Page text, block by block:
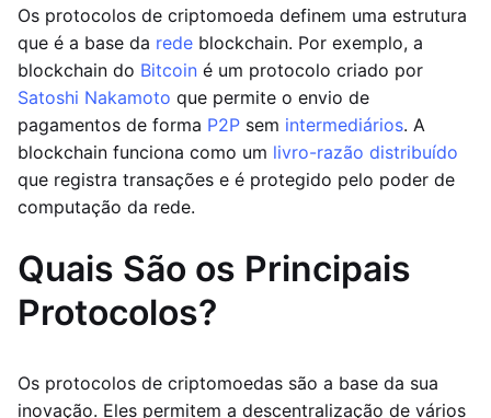
Os protocolos de criptomoeda definem uma estrutura
que é a base da rede blockchain. Por exemplo, a
blockchain do Bitcoin é um protocolo criado por
Satoshi Nakamoto que permite o envio de
pagamentos de forma P2P sem intermediários. A
blockchain funciona como um livro-razão distribuído
que registra transações e é protegido pelo poder de
computação da rede.
Quais São os Principais
Protocolos?
Os protocolos de criptomoedas são a base da sua
inovação. Eles permitem a descentralização de vários